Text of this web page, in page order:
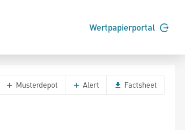
Wertpapierportal
Musterdepot Alert Factsheet